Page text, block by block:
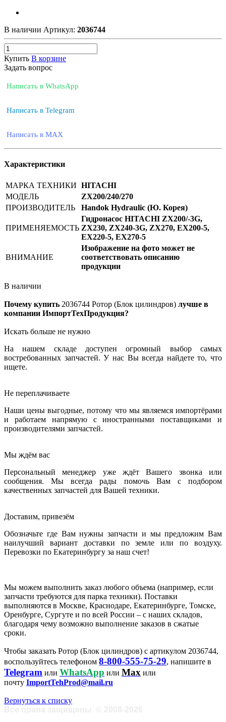
В наличии Артикул: 2036744
Купить В корзине
Задать вопрос
Написать в WhatsApp
Написать в Telegram
Написать в MAX
Характеристики
МАРКА ТЕХНИКИ HITACHI
МОДЕЛЬ
ZX200/240/270
ПРОИЗВОДИТЕЛЬ
Handok Hydraulic (Ю. Корея)
ПРИМЕНЯЕМОСТЬ
Гидронасос HITACHI ZX200/-3G,
ZX230, ZX240-3G, ZX270, EX200-5,
EX220-5, EX270-5
ВНИМАНИЕ
Изображение на фото может не
соответствовать описанию
продукции
В наличии
Почему купить 2036744 Ротор (Блок цилиндров) лучше в
компании ИмпортТехПродукция?
Искать больше не нужно
На нашем складе доступен огромный выбор самых
востребованных запчастей. У нас Вы всегда найдете то, что
ищете.
Не переплачиваете
Наши цены выгодные, потому что мы являемся импортёрами
и работаем напрямую с иностранными поставщиками и
производителями запчастей.
Мы ждём вас
Персональный менеджер уже ждёт Вашего звонка или
сообщения. Мы всегда рады помочь Вам с подбором
качественных запчастей для Вашей техники.
Доставим, привезём
Обозначьте где Вам нужны запчасти и мы предложим Вам
наилучший вариант доставки по земле или по воздуху.
Перевозки по Екатеринбургу за наш счет!
Мы можем выполнить заказ любого объема (например, если
запчасти требуются для парка техники). Поставки
выполняются в Москве, Краснодаре, Екатеринбурге, Томске,
Оренбурге, Сургуте и по всей России – с наших складов,
благодаря чему возможно выполнение заказов в сжатые
сроки.
Чтобы заказать Ротор (Блок цилиндров) с артикулом 2036744,
воспользуйтесь телефоном 8-800-555-75-29, напишите в
Telegram или WhatsApp или Max или
почту ImportTehProd@mail.ru
Вернуться к списку